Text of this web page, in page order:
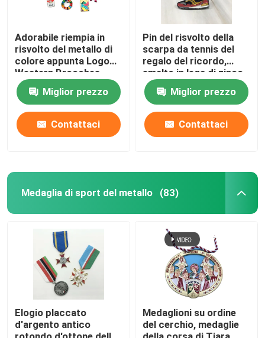
Adorabile riempia in
risvolto del metallo di
colore appunta Logo
Western Brooches
Cartoon Badges su
ordinazioneMiglior prezzo
Contattaci
Pin del risvolto della
scarpa da tennis del
regalo del ricordo,
smalto in lega di zinco
Pin Shoes Badge del
nichel neroMiglior prezzo
Contattaci
Medaglia di sport del metallo (83)
Elogio placcato
d'argento antico
Medaglioni su ordine
del cerchio, medaglie